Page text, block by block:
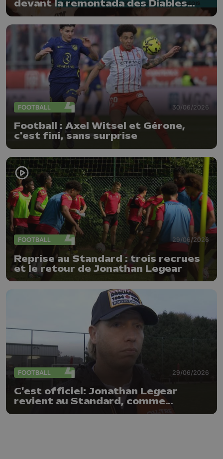
devant la remontada des Diables
Rouges
FOOTBALL 30/06/2026
Football : Axel Witsel et Gérone,
c'est fini, sans surprise
FOOTBALL 29/06/2026
Reprise au Standard : trois recrues
et le retour de Jonathan Legear
FOOTBALL 29/06/2026
C'est officiel: Jonathan Legear
revient au Standard, comme